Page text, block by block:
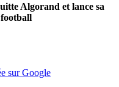
Algorand et lance sa
sur Google